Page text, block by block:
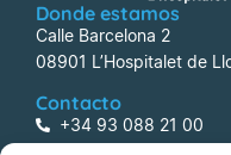
Donde estamos
Calle Barcelona 2
08901 L’Hospitalet de
Contacto
+34 93 088 21 00